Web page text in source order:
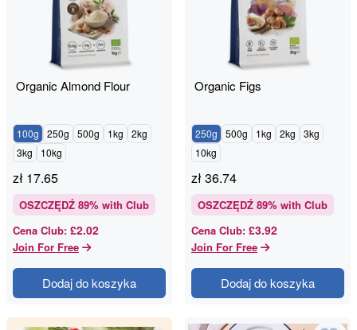
Organic Almond Flour
100g 250g 500g 1kg
2kg
3kg
10kg
zł 17.65
OSZCZĘDŹ 89% with Club
Cena Club: £2.02
Join For Free
Dodaj do koszyka
Organic Figs
250g 500g 1kg 2kg
3kg
10kg
zł36.74
OSZCZĘDŹ 89% with Club
Cena Club: £3.92
Join For Free
Dodaj do koszyka